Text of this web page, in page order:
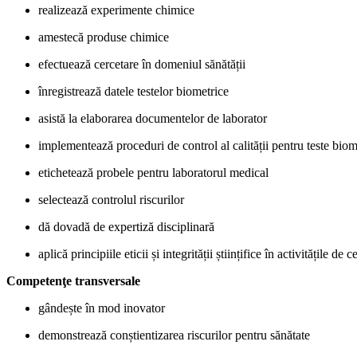
realizează experimente chimice
amestecă produse chimice
efectuează cercetare în domeniul sănătății
înregistrează datele testelor biometrice
asistă la elaborarea documentelor de laborator
implementează proceduri de control al calității pentru teste
etichetează probele pentru laboratorul medical
selectează controlul riscurilor
dă dovadă de expertiză disciplinară
aplică principiile eticii și integrității științifice în activitățile de
Competenţe transversale
gândește în mod inovator
demonstrează conștientizarea riscurilor pentru sănătate